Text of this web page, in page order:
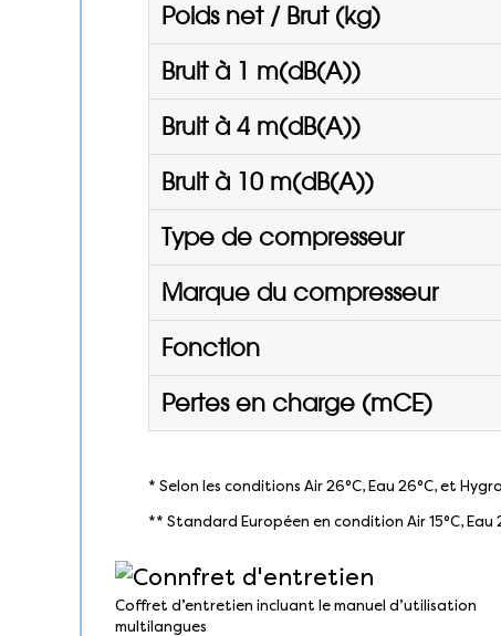
Poids net / Brut (kg)
Bruit à 1 m(dB(A))
Bruit à 4 m(dB(A))
Bruit à 10 m(dB(A))
Type de compresseur
Marque du compresseur
Fonction
Pertes en charge (mCE)
* Selon les conditions Air 26°C, Eau 26°C, et
** Standard Européen en condition Air 15°C,
Coffret d’entretien incluant le manuel d’utilisation
multilangues